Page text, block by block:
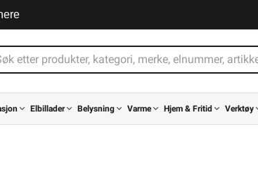
Elbillader Belysning Varme Hjem & Fritid Verktøy